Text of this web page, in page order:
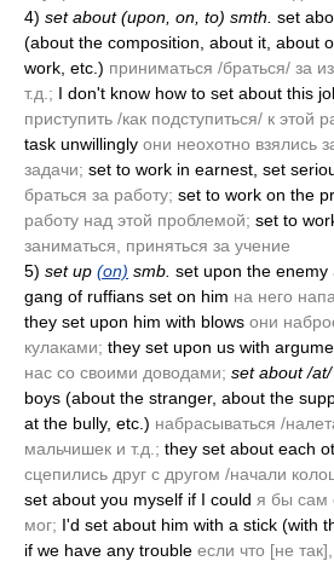
4) set about(upon, on, to) smth. set
(about the composition, about it, about
work, etc.) приниматься /браться/ за
т.д.; I don't know how to set about this
приступить /как подступиться/ к этой
task unwillingly они неохотно взялись
задачи; set to work in earnest, set
браться за работу; set to work on the
работу над этой проблемой; set to
заниматься, приняться за учение
5) set up (on) smb. set upon the enemy
gang of ruffians set on him на него
they set upon him with blows они
кулаками; they set upon us with
нас со своими доводами; set about /at/
boys (about the stranger, about the
at the bully, etc.) набрасываться /
мальчишек и т.д.; they set about each
сцепились друг с другом /начали
set about you myself if I could я бы сам
мог; I'd set about him with a stick (with
if we have any trouble если что [не